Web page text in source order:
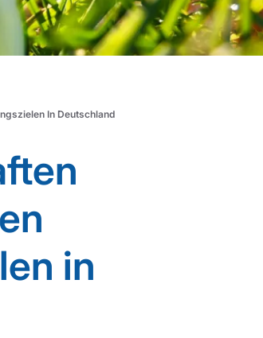
In Deutschland
in